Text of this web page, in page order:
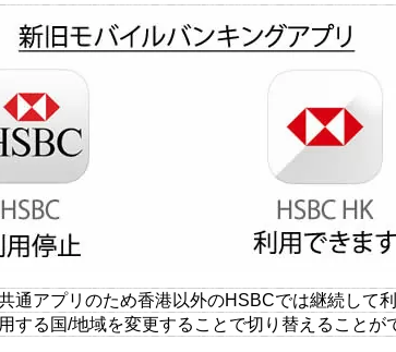
通アプリのため香港以外のHSBCでは継続して
する国/地域を変更することで切り替えることが